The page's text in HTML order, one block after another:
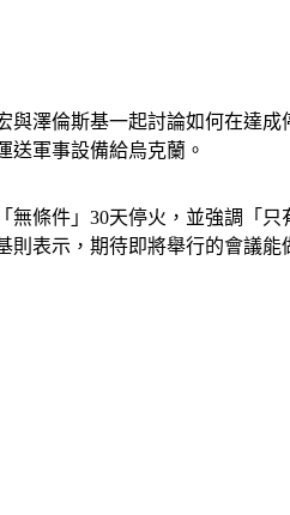
與澤倫斯基一起討論如何在達
送軍事設備給烏克蘭。
無條件」30天停火，並強調「
表示，期待即將舉行的會議